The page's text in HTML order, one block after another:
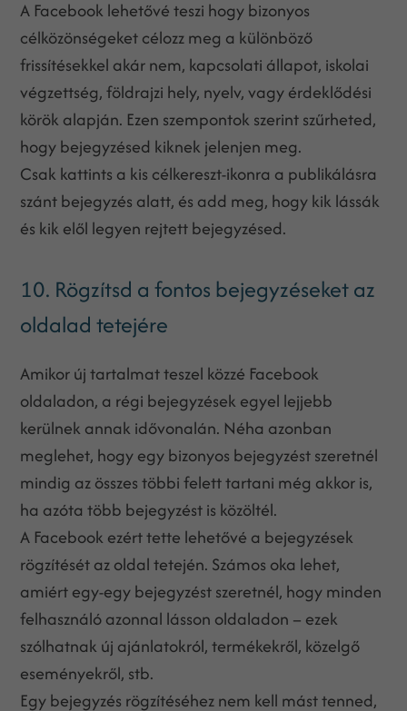
A Facebook lehetővé teszi hogy bizonyos
célközönségeket célozz meg a különböző
frissítésekkel akár nem, kapcsolati állapot, iskolai
végzettség, földrajzi hely, nyelv, vagy érdeklődési
körök alapján. Ezen szempontok szerint szűrheted,
hogy bejegyzésed kiknek jelenjen meg.
Csak kattints a kis célkereszt-ikonra a publikálásra
szánt bejegyzés alatt, és add meg, hogy kik lássák
és kik elől legyen rejtett bejegyzésed.
10. Rögzítsd a fontos bejegyzéseket az
oldalad tetejére
Amikor új tartalmat teszel közzé Facebook
oldaladon, a régi bejegyzések egyel lejjebb
kerülnek annak idővonalán. Néha azonban
meglehet, hogy egy bizonyos bejegyzést szeretnél
mindig az összes többi felett tartani még akkor is,
ha azóta több bejegyzést is közöltél.
A Facebook ezért tette lehetővé a bejegyzések
rögzítését az oldal tetején. Számos oka lehet,
amiért egy-egy bejegyzést szeretnél, hogy minden
felhasználó azonnal lásson oldaladon – ezek
szólhatnak új ajánlatokról, termékekről, közelgő
eseményekről, stb.
Egy bejegyzés rögzítéséhez nem kell mást tenned,